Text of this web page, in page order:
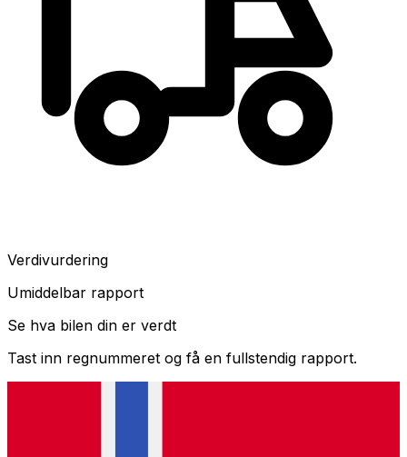
Verdivurdering
Umiddelbar rapport
Se hva bilen din er verdt
Tast inn regnummeret og få en fullstendig rapport.